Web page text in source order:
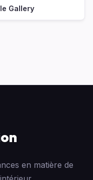
Gallery
en matière de